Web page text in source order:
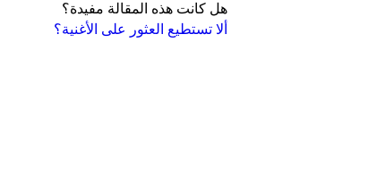
ألا تستطيع العثور على الأغنية؟
هل كانت هذه المقالة مفيدة؟